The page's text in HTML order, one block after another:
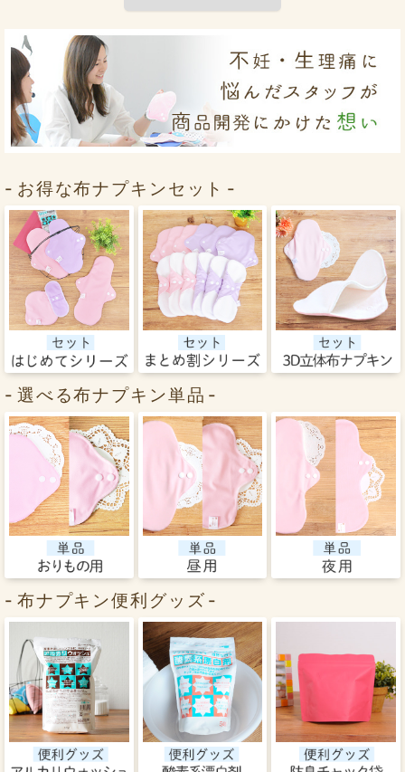
お得な布ナプキンセット
選べる布ナプキン単品
布ナプキン便利グッズ